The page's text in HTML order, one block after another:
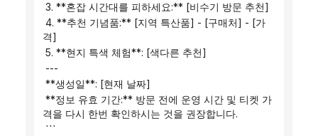
3. **혼잡 시간대를 피하세요:** [비수기 방문 추천]
격]
5. **현지 특색 체험**: [색다른 추천]
---
**생성일**: [현재 날짜]
격을 다시 한번 확인하시는 것을 권장합니다.
```